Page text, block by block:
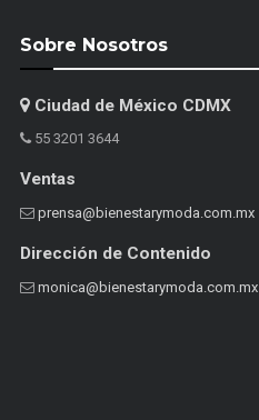
Sobre Nosotros
Ciudad de México CDMX
55 3201 3644
Ventas
prensa@bienestarymoda.com.mx
Dirección de Contenido
monica@bienestarymoda.com.mx